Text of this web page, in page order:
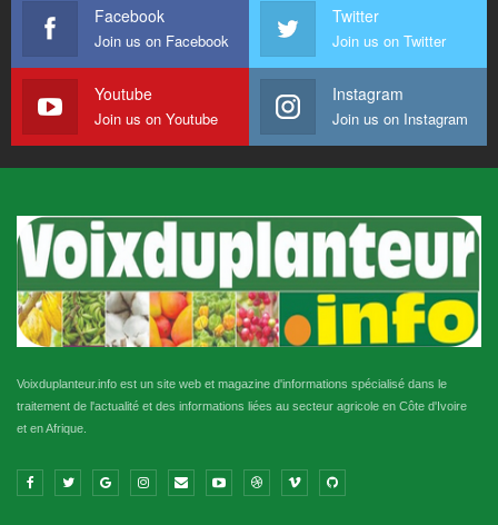
Facebook
Join us on Facebook
Twitter
Join us on Twitter
Youtube
Join us on Youtube
Instagram
Join us on Instagram
Voixduplanteur.info est un site web et magazine d'informations spécialisé dans le
traitement de l'actualité et des informations liées au secteur agricole en Côte d'Ivoire
et en Afrique.